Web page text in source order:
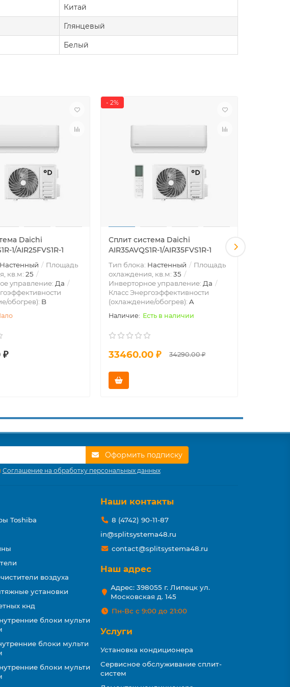
Китай
Глянцевый
Белый
Daichi
1/AIR25FVS1R-1
Настенный
Площадь
кв.м: 25
управление: Да
обогрев): B
₽
- 2%
Сплит система Daichi
AIR35AVQS1R-1/AIR35FVS1R-1
Тип блока: Настенный
Площадь
охлаждения, кв.м: 35
Инверторное управление: Да
Класс Энергоэффективности
(охлаждение/обогрев): A
Есть в наличии
33460.00 ₽ 34290.00 ₽
Оформить подписку
Соглашение на обработку персональных данных
Toshiba
воздуха
установки
кнд
блоки мульти
блоки мульти
блоки мульти
Наши контакты
8 (4742) 90-11-87
in@splitsystema48.ru
contact@splitsystema48.ru
Наш адрес
Адрес: 398055 г. Липецк ул.
Московская д. 145
Пн-Вс с 9:00 до 21:00
Услуги
Установка кондиционера
Сервисное обслуживание сплит-
систем